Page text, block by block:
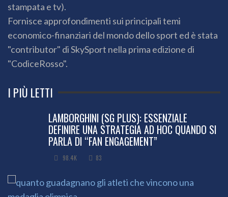
stampata e tv).
Fornisce approfondimenti sui principali temi
economico-finanziari del mondo dello sport ed è stata
"contributor" di SkySport nella prima edizione di
"CodiceRosso".
I PIÙ LETTI
LAMBORGHINI (SG PLUS): ESSENZIALE
DEFINIRE UNA STRATEGIA AD HOC QUANDO SI
PARLA DI “FAN ENGAGEMENT”
98.4K 83